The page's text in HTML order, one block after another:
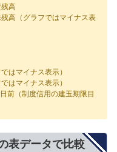
残高
高（グラフではマイナス表
はマイナス表示）
はマイナス表示）
前（制度信用の建玉期限目
表データで比較